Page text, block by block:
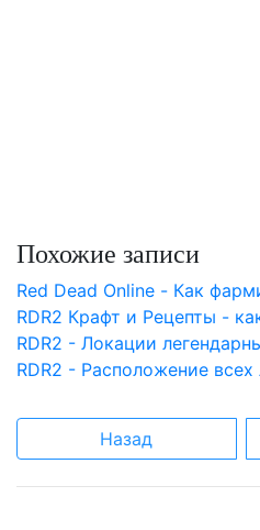
Похожие записи
Red Dead Online - Как
RDR2 Крафт и Рецепты -
RDR2 - Локации
RDR2 - Расположение
Назад